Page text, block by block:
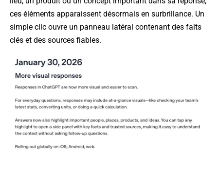
ces éléments apparaissent désormais en surbrillance. Un
simple clic ouvre un panneau latéral contenant des faits
clés et des sources fiables.